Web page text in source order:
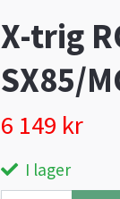
X-trig
SX85/
6 149 kr
I lager